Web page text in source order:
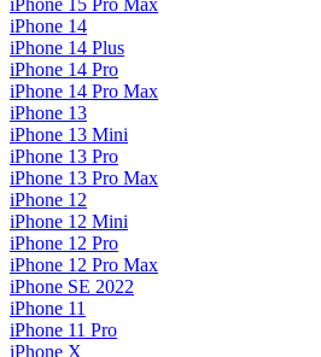
iPhone 15 Pro Max
iPhone 14
iPhone 14 Plus
iPhone 14 Pro
iPhone 14 Pro Max
iPhone 13
iPhone 13 Mini
iPhone 13 Pro
iPhone 13 Pro Max
iPhone 12
iPhone 12 Mini
iPhone 12 Pro
iPhone 12 Pro Max
iPhone SE 2022
iPhone 11
iPhone 11 Pro
iPhone X